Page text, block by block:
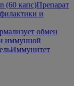
(60 капс)Препарат
и
обмен
иммунной
Иммунитет